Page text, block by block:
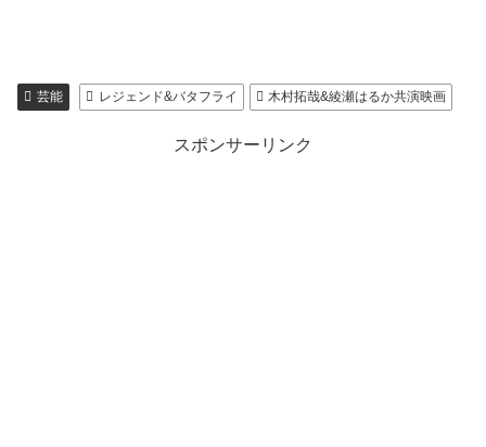
芸能 レジェンド&バタフライ 木村拓哉&綾瀬はるか共演映画
スポンサーリンク